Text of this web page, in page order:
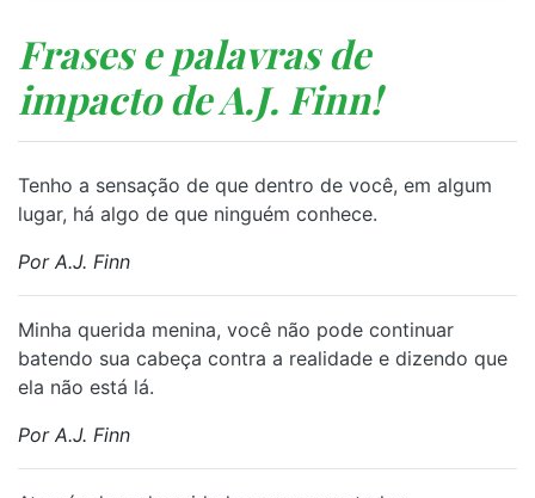
Frases e palavras de
impacto de A.J. Finn!
Tenho a sensação de que dentro de você, em algum
lugar, há algo de que ninguém conhece.
Por A.J. Finn
Minha querida menina, você não pode continuar
batendo sua cabeça contra a realidade e dizendo que
ela não está lá.
Por A.J. Finn